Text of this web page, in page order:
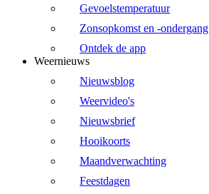
Gevoelstemperatuur
Zonsopkomst en -ondergang
Ontdek de app
Weernieuws
Nieuwsblog
Weervideo's
Nieuwsbrief
Hooikoorts
Maandverwachting
Feestdagen